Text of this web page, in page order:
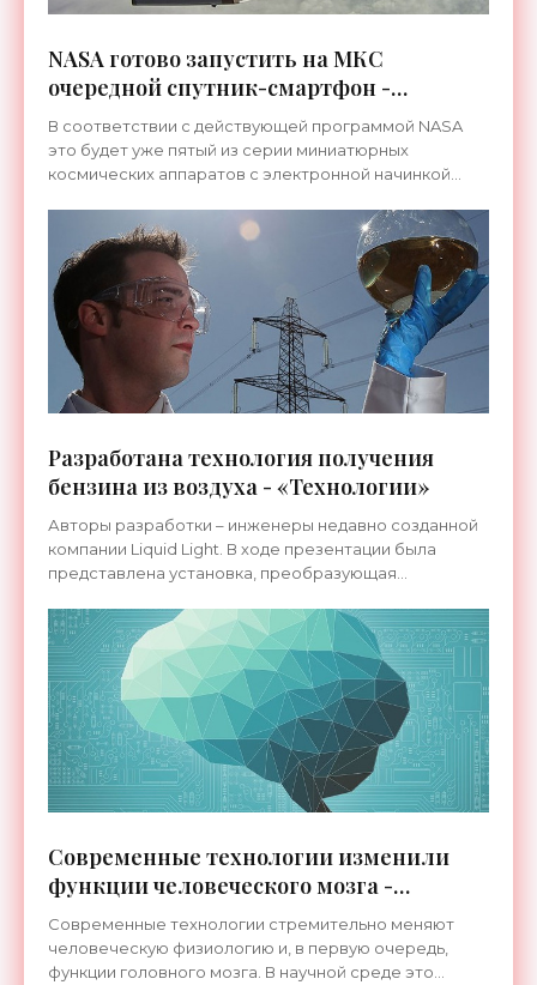
NASA готово запустить на МКС
очередной спутник-смартфон -
«Космос»
В соответствии с действующей программой NASA
это будет уже пятый из серии миниатюрных
космических аппаратов с электронной начинкой
Место его постоянной
Разработана технология получения
бензина из воздуха - «Технологии»
Авторы разработки – инженеры недавно созданной
компании Liquid Light. В ходе презентации была
представлена установка, преобразующая
используемое для
Современные технологии изменили
функции человеческого мозга -
«Технологии»
Современные технологии стремительно меняют
человеческую физиологию и, в первую очередь,
функции головного мозга. В научной среде это